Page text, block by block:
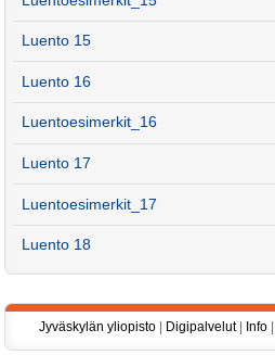
Luento 15
Luento 16
Luentoesimerkit_16
Luento 17
Luentoesimerkit_17
Luento 18
Jyväskylän yliopisto| Digipalvelut| Info|